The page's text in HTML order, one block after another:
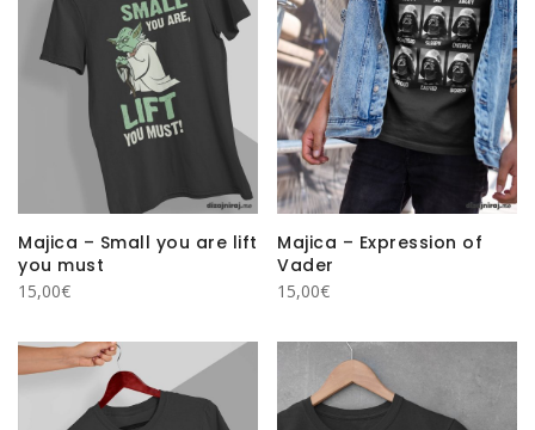
Majica – Small you are lift
you must
15,00€
Majica – Expression of
Vader
15,00€